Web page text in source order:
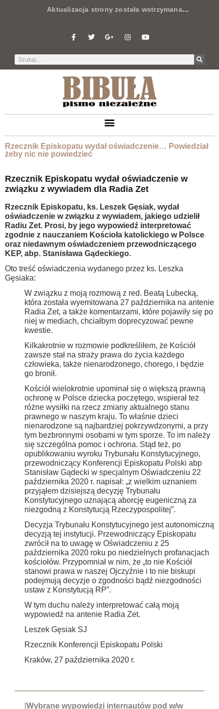
Aktualizacja strony została wstrzymana…
Rzecznik Episkopatu wydał oświadczenie… Powiedział
żeby nic nie powiedzieć
Rzecznik Episkopatu wydał oświadczenie w
związku z wywiadem dla Radia Zet
Rzecznik Episkopatu, ks. Leszek Gęsiak, wydał
oświadczenie w związku z wywiadem, jakiego udzielił
Radiu Zet. Prosi, by jego wypowiedź interpretować
zgodnie z nauczaniem Kościoła katolickiego w Polsce
oraz niedawnym oświadczeniem przewodniczącego
KEP, abp. Stanisława Gądeckiego.
Oto treść oświadczenia wydanego przez ks. Leszka
Gęsiaka:
W związku z moją rozmową z red. Beatą Lubecką,
która została wyemitowana 27 października na antenie
Radia Zet, a także komentarzami, które pojawiły się po
niej w mediach, chciałbym doprecyzować pewne
kwestie.
Kilkakrotnie w rozmowie podkreśliłem, że Kościół
zawsze stał na straży prawa do życia każdego
człowieka, także nienarodzonego, chorego, i będzie
go bronił.
Kościół wielokrotnie upominał się o większą prawną
ochronę w Polsce dziecka poczętego, wspierał też
różne wysiłki na rzecz zmiany aktualnego stanu
prawnego w naszym kraju. To właśnie dzieci
nienarodzone są najbardziej pokrzywdzonymi, a przy
tym bezbronnymi osobami w tym sporze. To im należy
się szczególna pomoc i ochrona. Stąd też, po
opublikowaniu wyroku Trybunału Konstytucyjnego,
przewodniczący Konferencji Episkopatu Polski abp
Stanisław Gądecki w specjalnym Oświadczeniu 22
października 2020 r. napisał: „z wielkim uznaniem
przyjąłem dzisiejszą decyzję Trybunału
Konstytucyjnego uznającą aborcję eugeniczną za
niezgodną z Konstytucją Rzeczypospolitej”.
Decyzja Trybunału Konstytucyjnego jest autonomiczną
decyzją tej instytucji. Przewodniczący Episkopatu
zwrócił na to uwagę w Oświadczeniu z 25
października 2020 roku po niedzielnych profanacjach
kościołów. Przypomniał w nim, że „to nie Kościół
stanowi prawa w naszej Ojczyźnie i to nie biskupi
podejmują decyzje o zgodności bądź niezgodności
ustaw z Konstytucją RP”.
W tym duchu należy interpretować całą moją
wypowiedź na antenie Radia Zet.
Leszek Gęsiak SJ
Rzecznik Konferencji Episkopatu Polski
Kraków, 27 października 2020 r.
[Wybrane wypowiedzi internautów pod w/w